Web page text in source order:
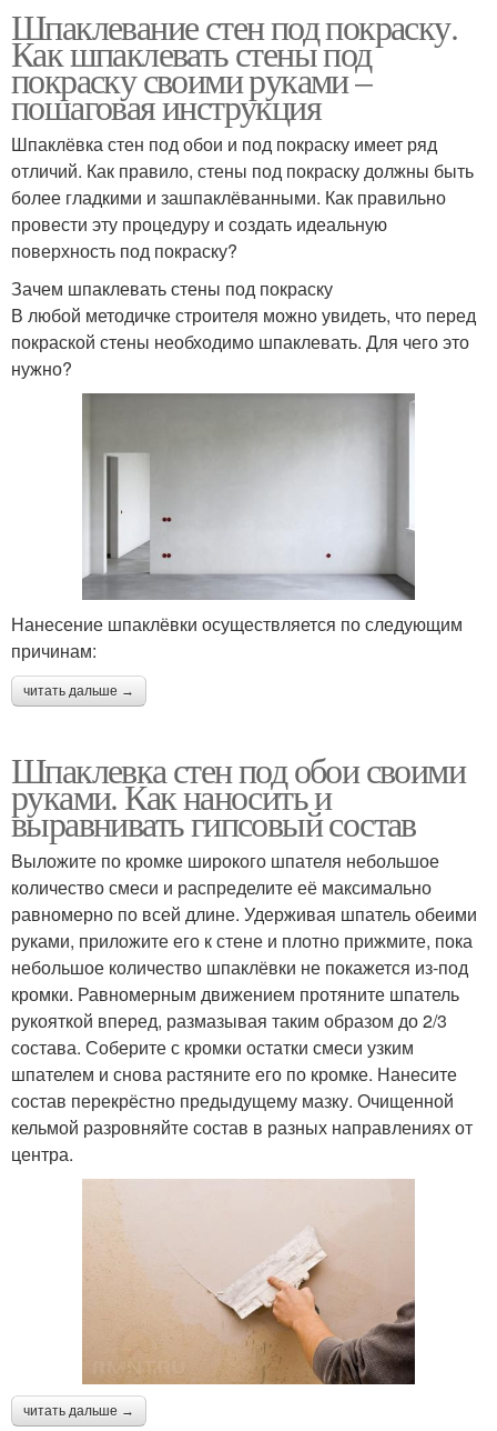
Шпаклевание стен под покраску.
Как шпаклевать стены под
покраску своими руками –
пошаговая инструкция
Шпаклёвка стен под обои и под покраску имеет ряд
отличий. Как правило, стены под покраску должны быть
более гладкими и зашпаклёванными. Как правильно
провести эту процедуру и создать идеальную
поверхность под покраску?
Зачем шпаклевать стены под покраску
В любой методичке строителя можно увидеть, что перед
покраской стены необходимо шпаклевать. Для чего это
нужно?
Нанесение шпаклёвки осуществляется по следующим
причинам:
читать дальше →
Шпаклевка стен под обои своими
руками. Как наносить и
выравнивать гипсовый состав
Выложите по кромке широкого шпателя небольшое
количество смеси и распределите её максимально
равномерно по всей длине. Удерживая шпатель обеими
руками, приложите его к стене и плотно прижмите, пока
небольшое количество шпаклёвки не покажется из-под
кромки. Равномерным движением протяните шпатель
рукояткой вперед, размазывая таким образом до 2/3
состава. Соберите с кромки остатки смеси узким
шпателем и снова растяните его по кромке. Нанесите
состав перекрёстно предыдущему мазку. Очищенной
кельмой разровняйте состав в разных направлениях от
центра.
читать дальше →